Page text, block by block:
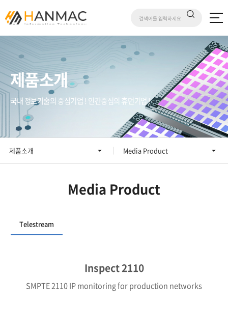
제품소개
국내 정보기술의 중심기업 ! 인간중심의 휴먼기업 !
제품소개 Media Product
Media Product
Telestream
Inspect 2110
SMPTE 2110 IP monitoring for production networks